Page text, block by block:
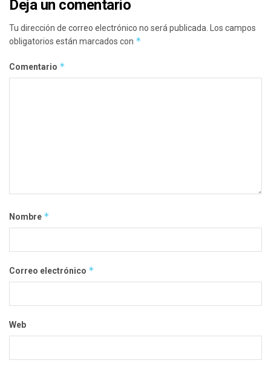
Deja un comentario
Tu dirección de correo electrónico no será publicada.
Los campos
obligatorios están marcados con *
Comentario *
Nombre *
Correo electrónico *
Web